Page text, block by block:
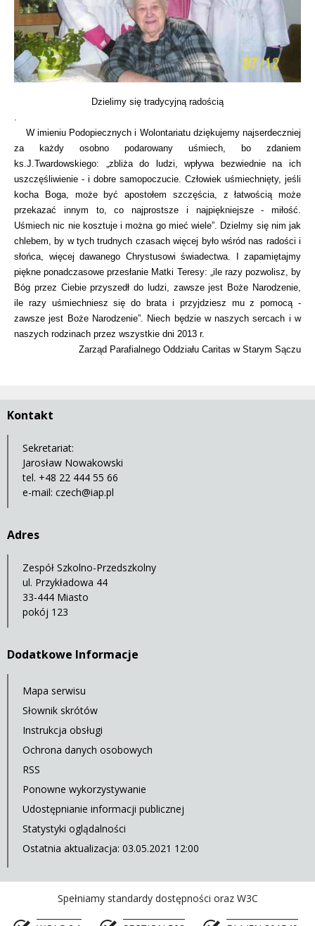
Dzielimy się tradycyjną radością
W imieniu Podopiecznych i Wolontariatu dziękujemy najserdeczniej
za każdy osobno podarowany uśmiech, bo zdaniem
ks.J.Twardowskiego: „zbliża do ludzi, wpływa bezwiednie na ich
uszczęśliwienie - i dobre samopoczucie. Człowiek uśmiechnięty, jeśli
kocha Boga, może być apostołem szczęścia, z łatwością może
przekazać innym to, co najprostsze i najpiękniejsze - miłość.
Uśmiech nic nie kosztuje i można go mieć wiele”. Dzielmy się nim jak
chlebem, by w tych trudnych czasach więcej było wśród nas radości i
słońca, więcej dawanego Chrystusowi świadectwa. I zapamiętajmy
piękne ponadczasowe przesłanie Matki Teresy: „ile razy pozwolisz, by
Bóg przez Ciebie przyszedł do ludzi, zawsze jest Boże Narodzenie,
ile razy uśmiechniesz się do brata i przyjdziesz mu z pomocą -
zawsze jest Boże Narodzenie”. Niech będzie w naszych sercach i w
naszych rodzinach przez wszystkie dni 2013 r.
Zarząd Parafialnego Oddziału Caritas w Starym Sączu
Kontakt
Sekretariat:
Jarosław Nowakowski
tel. +48 22 444 55 66
e-mail: czech@iap.pl
Adres
Zespół Szkolno-Przedszkolny
ul. Przykładowa 44
33-444 Miasto
pokój 123
Dodatkowe Informacje
Mapa serwisu
Słownik skrótów
Instrukcja obsługi
Ochrona danych osobowych
RSS
Ponowne wykorzystywanie
Udostępnianie informacji publicznej
Statystyki oglądalności
Ostatnia aktualizacja: 03.05.2021 12:00
Spełniamy standardy dostępności oraz W3C